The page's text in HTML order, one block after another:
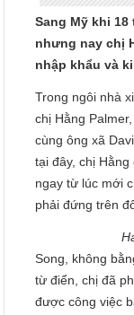
Sang Mỹ khi
nhưng nay chị
nhập khẩu và
Trong ngôi nhà
chị Hằng
cùng ông xã
tại đây, chị
ngay từ lúc mới
phải đứng trên
Song, không
từ điển, chị đã
được công việc